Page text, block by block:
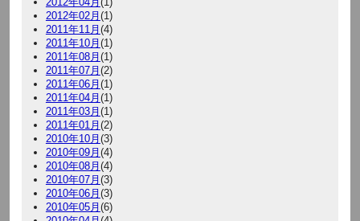
2012年02月 (1)
2011年11月 (4)
2011年10月 (1)
2011年08月 (1)
2011年07月 (2)
2011年06月 (1)
2011年04月 (1)
2011年03月 (1)
2011年01月 (2)
2010年10月 (3)
2010年09月 (4)
2010年08月 (4)
2010年07月 (3)
2010年06月 (3)
2010年05月 (6)